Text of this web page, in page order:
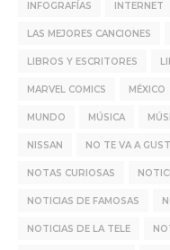
INFOGRAFÍAS INTERNET
LAS MEJORES CANCIONES
LIBROS Y ESCRITORES
MARVEL COMICS MÉXICO
MUNDO MÚSICA
NISSAN NO TE VA A
NOTAS CURIOSAS
NOTICIAS DE FAMOSAS
NOTICIAS DE LA TELE